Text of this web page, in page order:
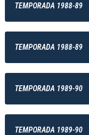
TEMPORADA 1988-89
TEMPORADA 1988-89
TEMPORADA 1989-90
TEMPORADA 1989-90